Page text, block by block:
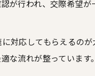
の作り方
力
ツ
が行われ、交際希望
対応してもらえるの
な流れが整っています。